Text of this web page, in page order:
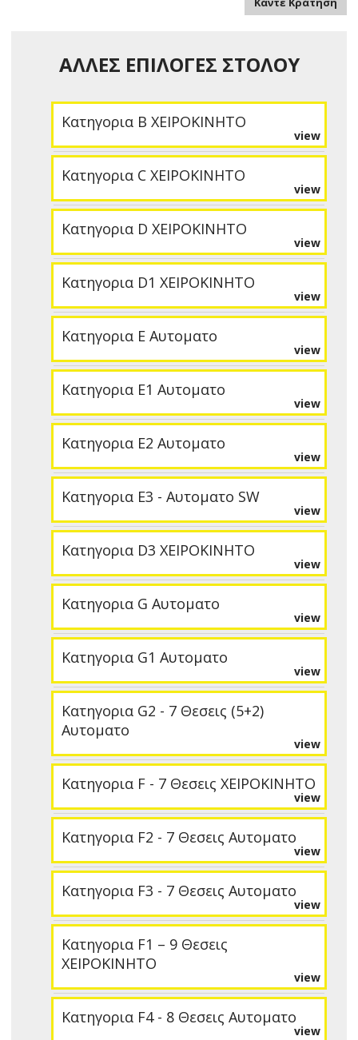
ΑΛΛΕΣ ΕΠΙΛΟΓΕΣ ΣΤΟΛΟΥ
Κατηγορια B ΧΕΙΡΟΚΙΝΗΤΟ
view
Κατηγορια C ΧΕΙΡΟΚΙΝΗΤΟ
view
Κατηγορια D ΧΕΙΡΟΚΙΝΗΤΟ
view
Κατηγορια D1 ΧΕΙΡΟΚΙΝΗΤΟ
view
Κατηγορια E Αυτοματο
view
Κατηγορια E1 Αυτοματο
view
Κατηγορια E2 Αυτοματο
view
Κατηγορια E3 - Αυτοματο SW
view
Κατηγορια D3 ΧΕΙΡΟΚΙΝΗΤΟ
view
Κατηγορια G Αυτοματο
view
Κατηγορια G1 Αυτοματο
view
Κατηγορια G2 - 7 Θεσεις (5+2)
Αυτοματο
view
Κατηγορια F - 7 Θεσεις ΧΕΙΡΟΚΙΝΗΤΟ
view
Κατηγορια F2 - 7 Θεσεις Αυτοματο
view
Κατηγορια F3 - 7 Θεσεις Αυτοματο
view
Κατηγορια F1 – 9 Θεσεις
ΧΕΙΡΟΚΙΝΗΤΟ
view
Κατηγορια F4 - 8 Θεσεις Αυτοματο
view